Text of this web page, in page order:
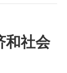
和社会